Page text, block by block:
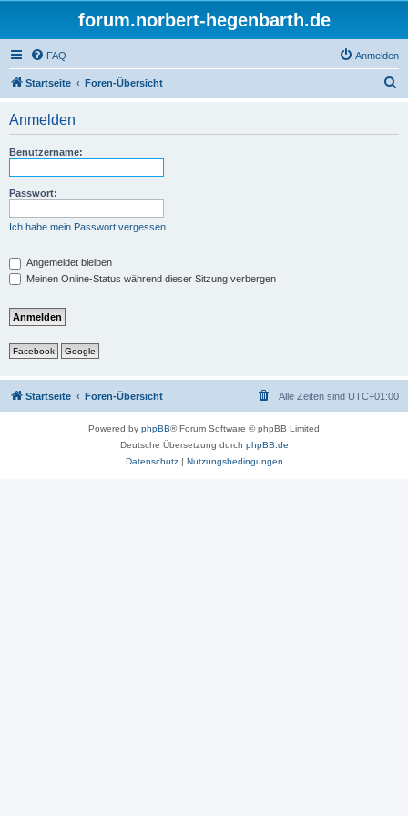
forum.norbert-hegenbarth.de
FAQ Anmelden
Startseite Foren-Übersicht
Anmelden
Benutzername:
Passwort:
Ich habe mein Passwort vergessen
Angemeldet bleiben
Meinen Online-Status während dieser Sitzung verbergen
Facebook Google
Startseite Foren-Übersicht Alle Zeiten sind UTC+01:00
Powered by phpBB® Forum Software © phpBB Limited
Deutsche Übersetzung durch phpBB.de
Datenschutz| Nutzungsbedingungen